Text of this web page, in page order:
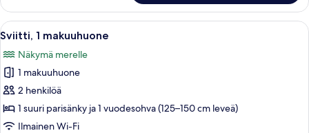
1
suuri
parisänky
Avaa
kaikki
huonetyypin
Sviitti,
1
makuuhuone
kuvat
Moderni makuuhuone, jossa on
6
Sviitti, 1 makuuhuone
Näkymä merelle
1 makuuhuone
2 henkilöä
1 suuri parisänky ja 1 vuodesohva (125–150 cm leveä)
Ilmainen Wi-Fi